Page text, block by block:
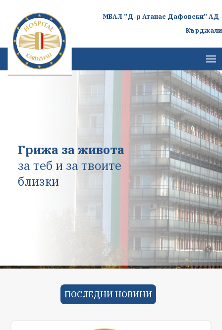
МБАЛ "Д-р Атанас Дафовски" АД-
Кърджали
Грижа за живота
за теб и за твоите
близки
ПОСЛЕДНИ НОВИНИ